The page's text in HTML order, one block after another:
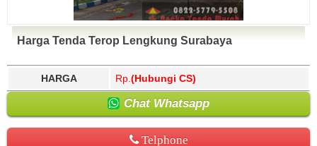
Harga Tenda Terop Lengkung Surabaya
HARGA Rp. (Hubungi CS)
Chat Whatsapp
Telphone